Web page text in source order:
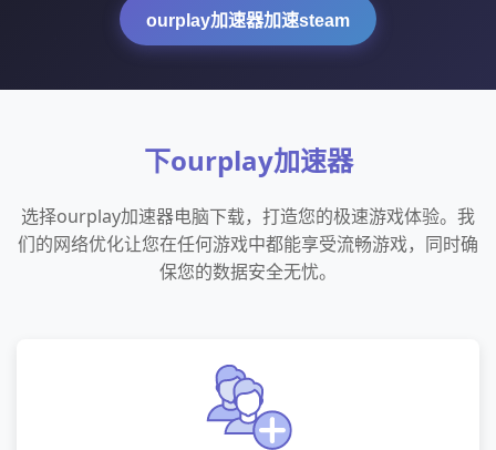
ourplay加速器加速steam
下ourplay加速器
选择ourplay加速器电脑下载，打造您的极速游戏体验。我
们的网络优化让您在任何游戏中都能享受流畅游戏，同时确
保您的数据安全无忧。